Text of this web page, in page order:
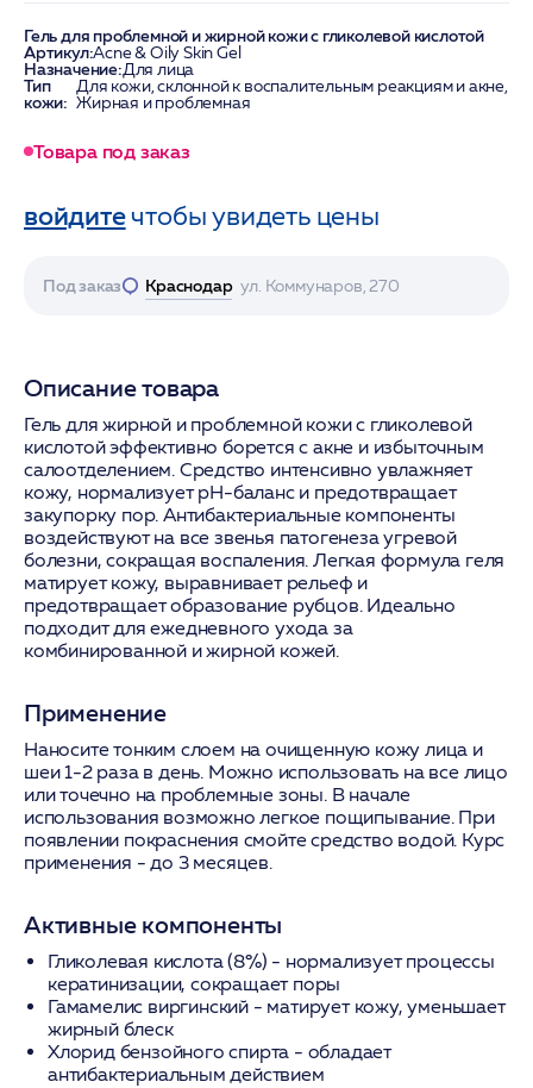
Гель для проблемной и жирной кожи с гликолевой кислотой
Артикул:Acne & Oily Skin Gel
Назначение:Для лица
Тип
кожи:
Для кожи, склонной к воспалительным реакциям и акне,
Жирная и проблемная
Товара под заказ
войдитечтобы увидеть цены
Под заказ Краснодар ул. Коммунаров, 270
Описание товара
Гель для жирной и проблемной кожи с гликолевой
кислотой эффективно борется с акне и избыточным
салоотделением. Средство интенсивно увлажняет
кожу, нормализует pH-баланс и предотвращает
закупорку пор. Антибактериальные компоненты
воздействуют на все звенья патогенеза угревой
болезни, сокращая воспаления. Легкая формула геля
матирует кожу, выравнивает рельеф и
предотвращает образование рубцов. Идеально
подходит для ежедневного ухода за
комбинированной и жирной кожей.
Применение
Наносите тонким слоем на очищенную кожу лица и
шеи 1-2 раза в день. Можно использовать на все лицо
или точечно на проблемные зоны. В начале
использования возможно легкое пощипывание. При
появлении покраснения смойте средство водой. Курс
применения - до 3 месяцев.
Активные компоненты
Гликолевая кислота (8%) - нормализует процессы
кератинизации, сокращает поры
Гамамелис виргинский - матирует кожу, уменьшает
жирный блеск
Хлорид бензойного спирта - обладает
антибактериальным действием